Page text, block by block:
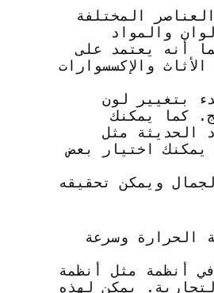
المختلفة
والمواد
أنه يعتمد على
والإكسسوارات
بتغيير لون
كما يمكنك
الحديثة مثل
يمكنك اختيار بعض
ويمكن تحقيقه
الحرارة وسرعة
أنظمة مثل أنظمة
يمكن لهذه